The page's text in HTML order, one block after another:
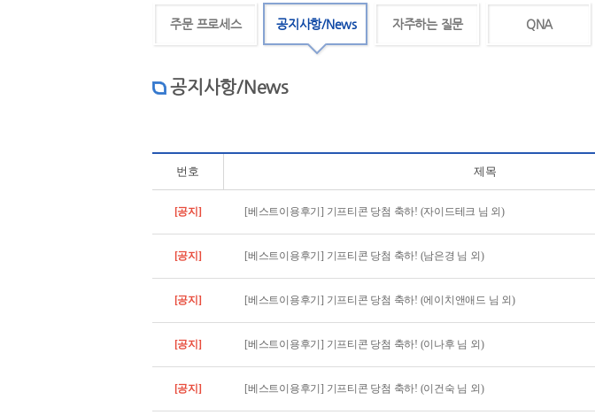
주문 프로세스 공지사항/News 자주하는 질문 QNA
공지사항/News
번호 제목
[공지] [베스트이용후기] 기프티콘 당첨 축하! (자이드테크 님 외)
[공지] [베스트이용후기] 기프티콘 당첨 축하! (남은경 님 외)
[공지] [베스트이용후기] 기프티콘 당첨 축하! (에이치앤애드 님 외)
[공지] [베스트이용후기] 기프티콘 당첨 축하! (이나후 님 외)
[공지] [베스트이용후기] 기프티콘 당첨 축하! (이건숙 님 외)